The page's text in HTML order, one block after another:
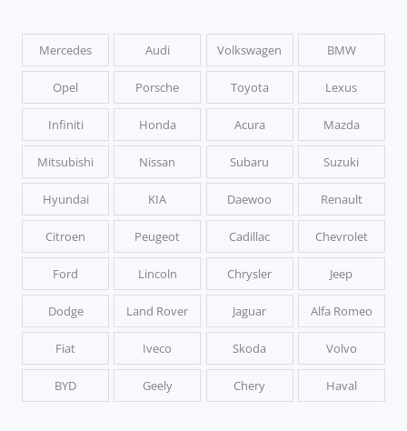
Mercedes Audi Volkswagen BMW
Opel Porsche Toyota Lexus
Infiniti Honda Acura Mazda
Mitsubishi Nissan Subaru Suzuki
Hyundai KIA Daewoo Renault
Citroen Peugeot Cadillac Chevrolet
Ford Lincoln Chrysler Jeep
Dodge Land Rover Jaguar Alfa Romeo
Fiat Iveco Skoda Volvo
BYD Geely Chery Haval